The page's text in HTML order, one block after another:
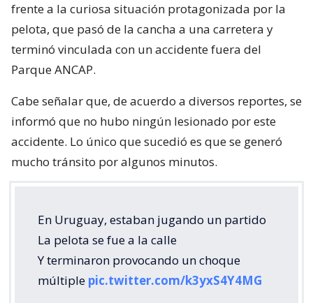
frente a la curiosa situación protagonizada por la
pelota, que pasó de la cancha a una carretera y
terminó vinculada con un accidente fuera del
Parque ANCAP.
Cabe señalar que, de acuerdo a diversos reportes, se
informó que no hubo ningún lesionado por este
accidente. Lo único que sucedió es que se generó
mucho tránsito por algunos minutos.
En Uruguay, estaban jugando un partido
La pelota se fue a la calle
Y terminaron provocando un choque
múltiple pic.twitter.com/k3yxS4Y4MG